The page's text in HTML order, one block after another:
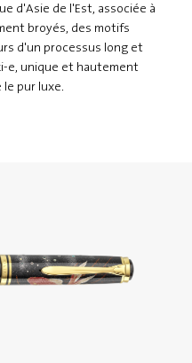
d'Asie de l'Est, associée à
broyés, des motifs
d'un processus long et
e, unique et hautement
le pur luxe.